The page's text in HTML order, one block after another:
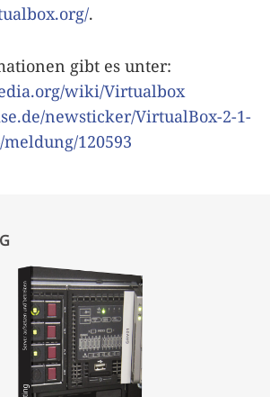
.
gibt es unter:
wiki/Virtualbox
newsticker/VirtualBox-2-1-
120593